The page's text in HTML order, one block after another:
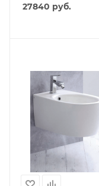
27840 руб.